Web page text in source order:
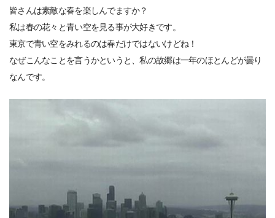
皆さんは素敵な春を楽しんでますか？
私は春の花々と青い空を見る事が大好きです。
東京で青い空をみれるのは春だけではないけどね！
なぜこんなことを言うかというと、私の故郷は一年のほとんどが曇り
なんです。